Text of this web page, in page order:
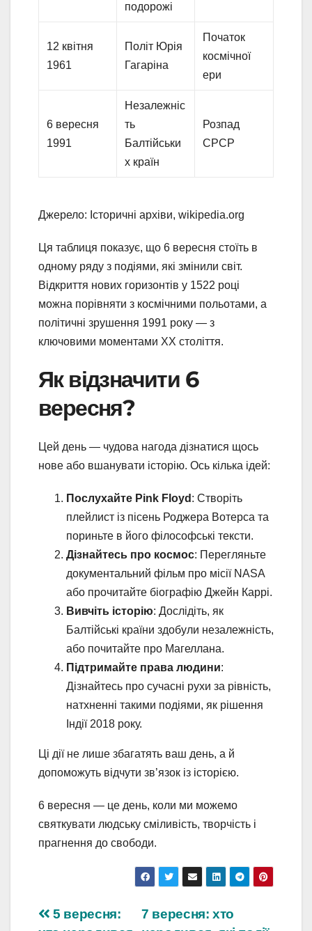
подорожі
12 квітня
1961
Політ Юрія
Гагаріна
Початок
космічної
ери
6 вересня
1991
Незалежніс
ть
Балтійськи
х країн
Розпад
СРСР
Джерело: Історичні архіви, wikipedia.org
Ця таблиця показує, що 6 вересня стоїть в
одному ряду з подіями, які змінили світ.
Відкриття нових горизонтів у 1522 році
можна порівняти з космічними польотами, а
політичні зрушення 1991 року — з
ключовими моментами ХХ століття.
Як відзначити 6
вересня?
Цей день — чудова нагода дізнатися щось
нове або вшанувати історію. Ось кілька ідей:
Послухайте Pink Floyd : Створіть
плейлист із пісень Роджера Вотерса та
пориньте в його філософські тексти.
Дізнайтесь про космос: Перегляньте
документальний фільм про місії NASA
або прочитайте біографію Джейн Каррі.
Вивчіть історію: Дослідіть, як
Балтійські країни здобули незалежність,
або почитайте про Магеллана.
Підтримайте права людини:
Дізнайтесь про сучасні рухи за рівність,
натхненні такими подіями, як рішення
Індії 2018 року.
Ці дії не лише збагатять ваш день, а й
допоможуть відчути зв’язок із історією.
6 вересня — це день, коли ми можемо
святкувати людську сміливість, творчість і
прагнення до свободи.
Навігація
7 вересня: хто
5 вересня: